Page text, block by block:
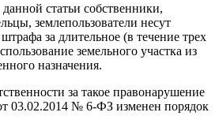
статьи собственники,
землепользователи несут
за длительное (в течение трех
земельного участка из
назначения.
за такое правонарушение
03.02.2014 № 6-ФЗ изменен порядок